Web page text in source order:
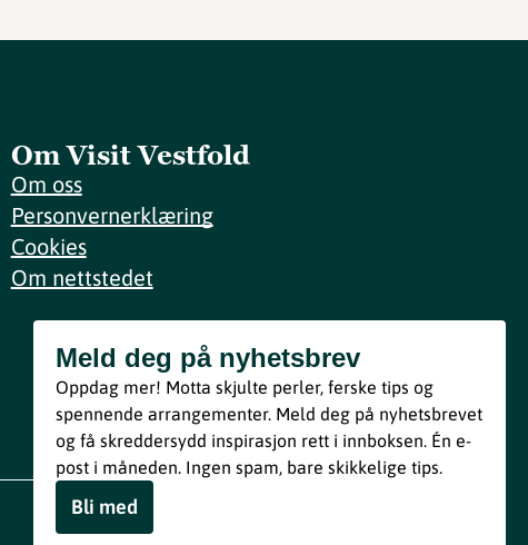
Om Visit Vestfold
Om oss
Personvernerklæring
Cookies
Om nettstedet
Meld deg på nyhetsbrev
Bli med
Ved å melde deg inn godtar du våre vilkår i henhold til vår
personvernerklæring.
Meld deg på nyhetsbrev
Oppdag mer! Motta skjulte perler, ferske tips og
spennende arrangementer. Meld deg på nyhetsbrevet
og få skreddersydd inspirasjon rett i innboksen. Én e-
post i måneden. Ingen spam, bare skikkelige tips.
Bli med